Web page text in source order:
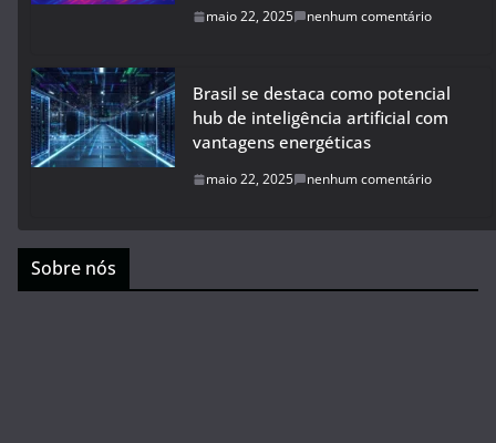
maio 22, 2025 nenhum comentário
Brasil se destaca como potencial
hub de inteligência artificial com
vantagens energéticas
maio 22, 2025 nenhum comentário
Sobre nós